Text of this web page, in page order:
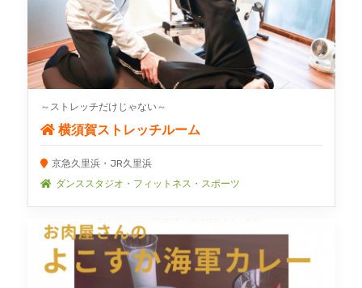
～ストレッチだけじゃない～
横須賀ストレッチルーム
京急久里浜・JR久里浜
ダンススタジオ・フィットネス・スポーツ